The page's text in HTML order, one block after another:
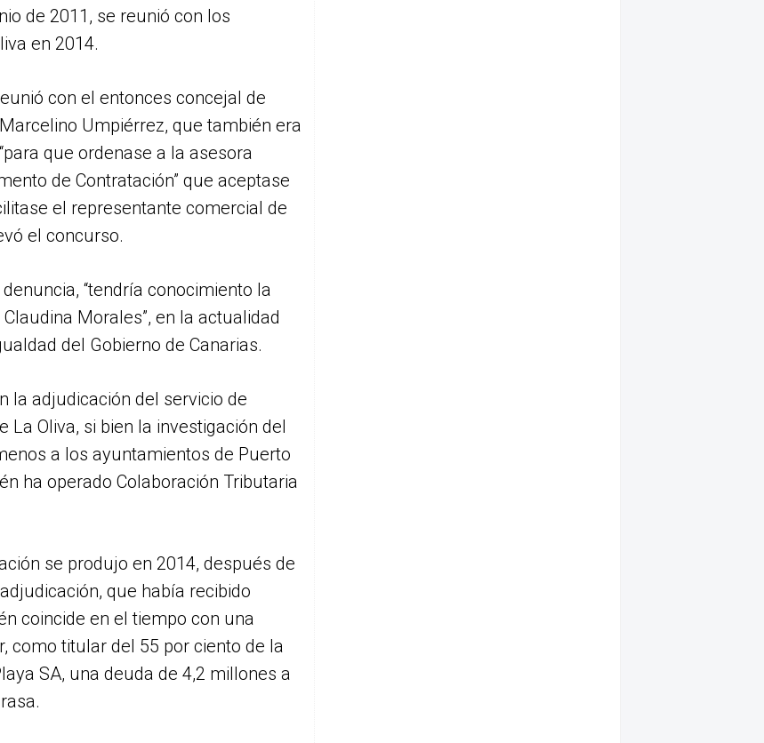
de 2011, se reunió con los
en 2014.
con el entonces concejal de
Umpiérrez, que también era
que ordenase a la asesora
de Contratación” que aceptase
el representante comercial de
el concurso.
“tendría conocimiento la
Morales”, en la actualidad
del Gobierno de Canarias.
la adjudicación del servicio de
Oliva, si bien la investigación del
a los ayuntamientos de Puerto
ha operado Colaboración Tributaria
se produjo en 2014, después de
que había recibido
coincide en el tiempo con una
como titular del 55 por ciento de la
SA, una deuda de 4,2 millones a